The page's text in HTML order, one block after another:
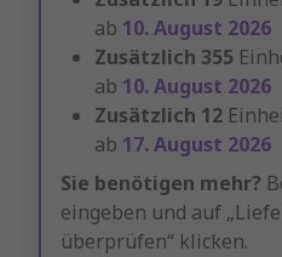
ab 10. August 2026
Zusätzlich 355
ab 10. August 2026
Zusätzlich 12
ab 17. August 2026
Sie benötigen mehr?
eingeben und auf
überprüfen“ klicken.